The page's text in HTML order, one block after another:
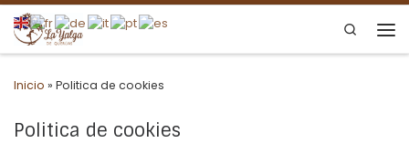
Saltar al contenido
Search
Inicio » Politica de cookies
Politica de cookies